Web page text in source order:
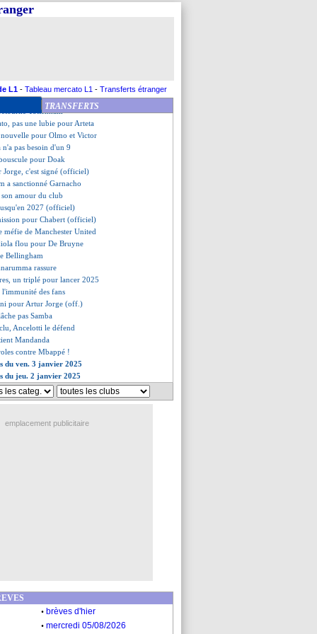
L1 - Tableau mercato L1 - Transferts étranger
TRANSFERTS
Mateta frustre Chelsea !
de Scuro
accrochés
vous avec la DNCG
Tottenham
pas une lubie pour Arteta
nouvelle pour Olmo et Victor
n'a pas besoin d'un 9
pour Doak
Jorge, c'est signé (officiel)
a sanctionné Garnacho
amour du club
2027 (officiel)
pour Chabert (officiel)
méfie de Manchester United
flou pour De Bruyne
Bellingham
rassure
un triplé pour lancer 2025
des fans
pour Artur Jorge (off.)
pas Samba
Ancelotti le défend
Mandanda
contre Mbappé !
du ven. 3 janvier 2025
du jeu. 2 janvier 2025
emplacement publicitaire
. brèves d'hier
. mercredi 05/08/2026